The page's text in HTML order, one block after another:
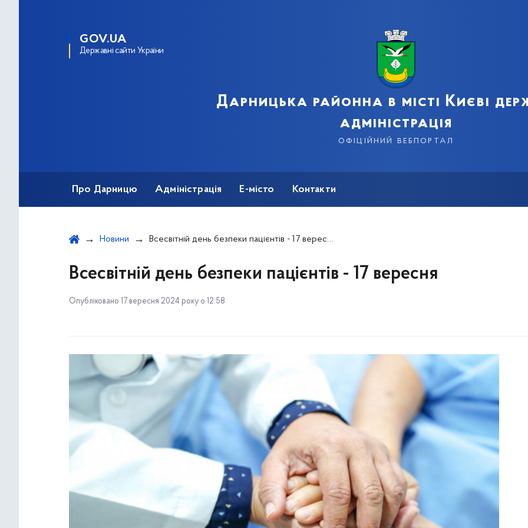
GOV.UA
Державні сайти України
Дарницька районна в місті Києві
адміністрація
офіційний вебпортал
Про Дарницю Адміністрація Е-місто Контакти
Новини Всесвітній день безпеки пацієнтів - 17 вересня
Всесвітній день безпеки пацієнтів - 17 вересня
Опубліковано 17 вересня 2024 року о 12:58